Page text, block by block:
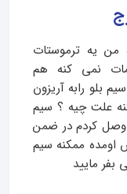
من یه ترموستات
نمی کنه هم
بلو رابه آریزون
علت چیه ؟ سیم
را به سوکت 3 و خروجی را به 4 وصل کردم در ضمن
ممکنه سیم
بفر مایید